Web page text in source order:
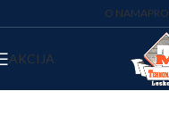
O NAMA
AKCIJA